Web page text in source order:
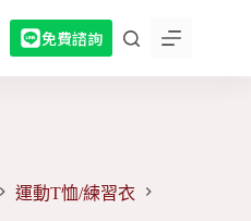
免費諮詢
運動T恤/練習衣